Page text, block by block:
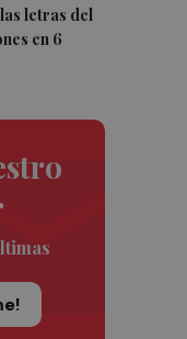
letras del
en 6